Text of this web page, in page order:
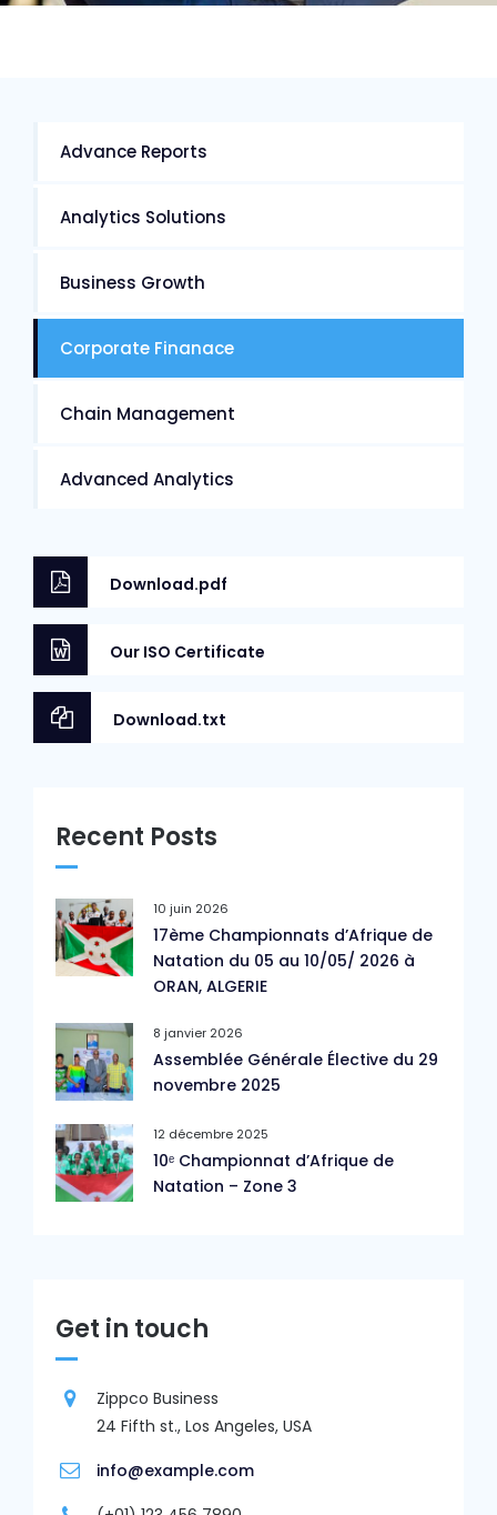
Advance Reports
Analytics Solutions
Business Growth
Corporate Finanace
Chain Management
Advanced Analytics
Download.pdf
Our ISO Certificate
Download.txt
Recent Posts
10 juin 2026
17ème Championnats d’Afrique de
Natation du 05 au 10/05/ 2026 à
ORAN, ALGERIE
8 janvier 2026
Assemblée Générale Élective du 29
novembre 2025
12 décembre 2025
10ᵉ Championnat d’Afrique de
Natation – Zone 3
Get in touch
Zippco Business
24 Fifth st., Los Angeles, USA
info@example.com